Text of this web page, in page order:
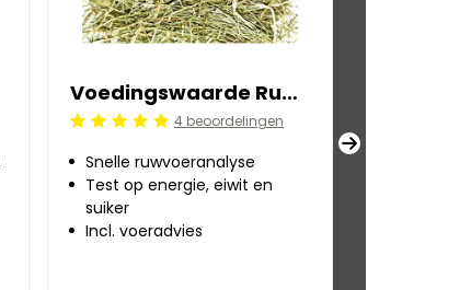
Voedingswaarde Ruwvoer Quickscan
Beoordeling: 5/54 beoordelingen
Snelle ruwvoeranalyse
Test op energie, eiwit en
suiker
Incl. voeradvies